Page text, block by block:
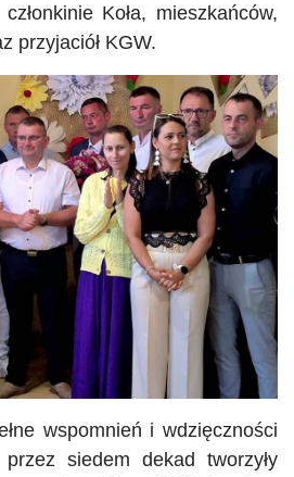
Koła, mieszkańców,
przyjaciół KGW.
wspomnień i wdzięczności
siedem dekad tworzyły